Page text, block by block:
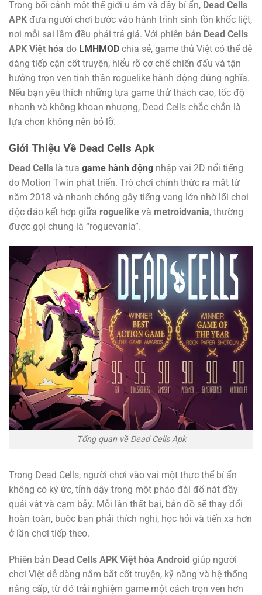
Trong bối cảnh một thế giới u ám và đầy bí ẩn, Dead Cells
APK đưa người chơi bước vào hành trình sinh tồn khốc liệt,
nơi mỗi sai lầm đều phải trả giá. Với phiên bản Dead Cells
APK Việt hóa do LMHMOD chia sẻ, game thủ Việt có thể dễ
dàng tiếp cận cốt truyện, hiểu rõ cơ chế chiến đấu và tận
hưởng trọn vẹn tinh thần roguelike hành động đúng nghĩa.
Nếu bạn yêu thích những tựa game thử thách cao, tốc độ
nhanh và không khoan nhượng, Dead Cells chắc chắn là
lựa chọn không nên bỏ lỡ.
Giới Thiệu Về Dead Cells Apk
Dead Cells là tựa game hành động nhập vai 2D nổi tiếng
do Motion Twin phát triển. Trò chơi chính thức ra mắt từ
năm 2018 và nhanh chóng gây tiếng vang lớn nhờ lối chơi
độc đáo kết hợp giữa roguelike và metroidvania, thường
được gọi chung là “roguevania”.
Tổng quan về Dead Cells Apk
Trong Dead Cells, người chơi vào vai một thực thể bí ẩn
không có ký ức, tỉnh dậy trong một pháo đài đổ nát đầy
quái vật và cạm bẫy. Mỗi lần thất bại, bản đồ sẽ thay đổi
hoàn toàn, buộc bạn phải thích nghi, học hỏi và tiến xa hơn
ở lần chơi tiếp theo.
Phiên bản Dead Cells APK Việt hóa Android giúp người
chơi Việt dễ dàng nắm bắt cốt truyện, kỹ năng và hệ thống
nâng cấp, từ đó trải nghiệm game một cách trọn vẹn hơn